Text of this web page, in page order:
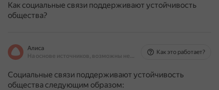
Как социальные связи поддерживают устойчивость
общества?
Алиса
На основе источников, возможны неточности
Как это работает?
Социальные связи поддерживают устойчивость
общества следующим образом: